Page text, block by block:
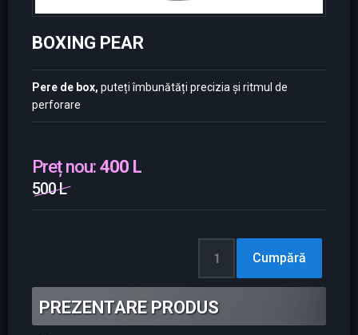
BOXING PEAR
Pere de box, puteți îmbunătăți precizia și ritmul de
perforare
Preț nou:400 L
500 L
PREZENTARE PRODUS